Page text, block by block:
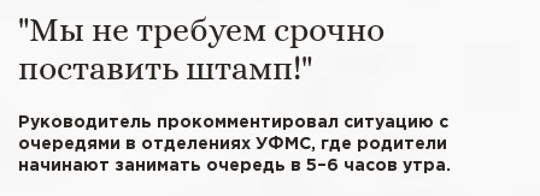
"Мы не требуем срочно
поставить штамп!"
Руководитель прокомментировал ситуацию с
очередями в отделениях УФМС, где родители
начинают занимать очередь в 5–6 часов утра.